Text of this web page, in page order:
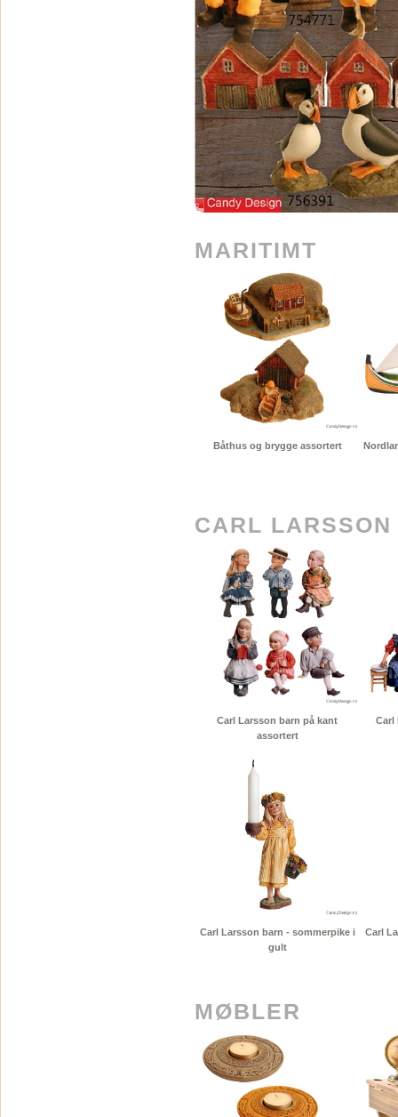
MARITIMT
Båthus og brygge assortert
CARL LARSSON
Carl Larsson barn på kant
assortert
Carl
Carl Larsson barn - sommerpike i
gult
Carl
MØBLER